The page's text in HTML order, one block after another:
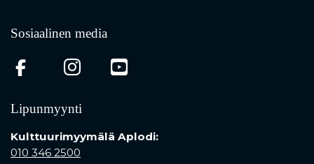
Sosiaalinen media
(opens in a new tab)
(opens in a new tab)
Lipunmyynti
Kulttuurimyymälä Aplodi:
010 346 2500